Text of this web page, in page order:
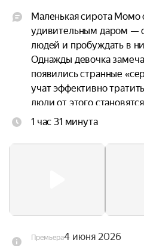
Маленькая сирота Момо
удивительным даром —
людей и пробуждать в
Однажды девочка
появились странные
учат эффективно
люди от этого
несчастными, ведь в
объединяется с
1 час 31 минута
Премьера4 июня 2026